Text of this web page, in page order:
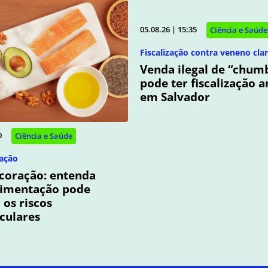
Ciência e Saúde
entenda
pode
riscos
05.08.26 | 15:35 Ciência e Saúde
Fiscalização contra veneno
Venda ilegal de
pode ter fiscalização
em Salvador